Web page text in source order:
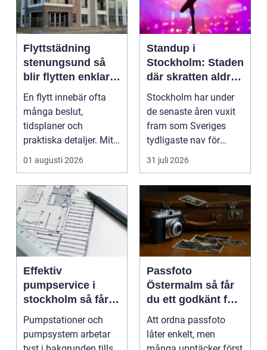
Flyttstädning
stenungsund så
blir flytten enklare
och mer trygg
En flytt innebär ofta
många beslut,
tidsplaner och
praktiska detaljer. Mitt
i allt hamnar
flyttstädn...
01 augusti 2026
Standup i
Stockholm: Staden
där skratten aldrig
tar paus
Stockholm har under
de senaste åren vuxit
fram som Sveriges
tydligaste nav för
livehumor....
31 juli 2026
Effektiv
pumpservice i
stockholm så får
du driftsäkra
anläggningar året
runt
Pumpstationer och
pumpsystem arbetar
Passfoto
Östermalm så får
du ett godkänt foto
utan stress
Att ordna passfoto
låter enkelt, men